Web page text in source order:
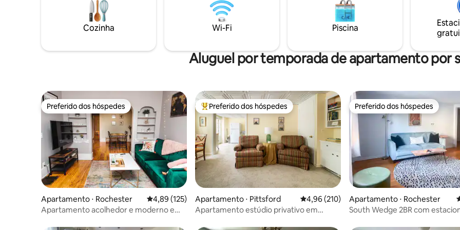
Cozinha Wi-Fi Piscina
Aluguel por temporada de apartamento por
Preferido dos hóspedes
Preferido dos hóspedes
Apartamento ⋅ Rochester 4,89 de uma avaliação média de 5, 125 avaliações
4,89 (125)
Apartamento acolhedor e moderno em
Entre os melhores preferidos dos hóspedes
Preferido dos hóspedes
Apartamento ⋅ Pittsford 4,96 de uma avaliação média de 5, 210
4,96 (210)
Apartamento estúdio privativo em
Preferido dos hóspedes
Preferido dos hóspedes
Apartamento ⋅ Rochester
South Wedge 2BR com